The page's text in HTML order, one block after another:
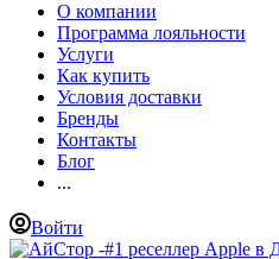
О компании
Программа лояльности
Услуги
Как купить
Условия доставки
Бренды
Контакты
Блог
...
Войти